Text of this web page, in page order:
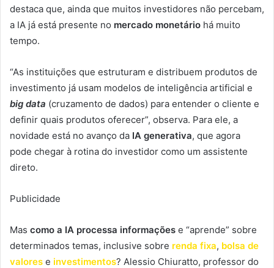
destaca que, ainda que muitos investidores não percebam,
a IA já está presente no mercado monetário há muito
tempo.
“As instituições que estruturam e distribuem produtos de
investimento já usam modelos de inteligência artificial e
big data (cruzamento de dados) para entender o cliente e
definir quais produtos oferecer”, observa. Para ele, a
novidade está no avanço da IA generativa, que agora
pode chegar à rotina do investidor como um assistente
direto.
Publicidade
Mas como a IA processa informações e “aprende” sobre
determinados temas, inclusive sobre renda fixa, bolsa de
valores e investimentos? Alessio Chiuratto, professor do